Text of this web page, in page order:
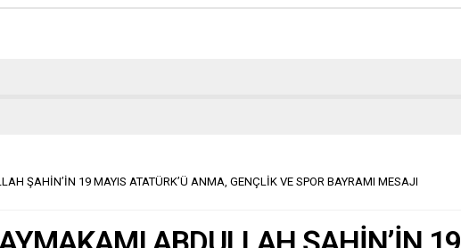
ŞAHİN’İN 19 MAYIS ATATÜRK’Ü ANMA, GENÇLİK VE SPOR BAYRAMI MESAJI